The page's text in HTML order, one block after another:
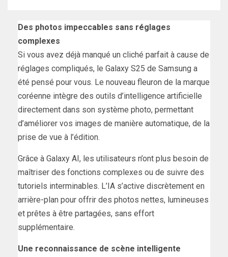
Des photos impeccables sans réglages
complexes
Si vous avez déjà manqué un cliché parfait à cause de
réglages compliqués, le Galaxy S25 de Samsung a
été pensé pour vous. Le nouveau fleuron de la marque
coréenne intègre des outils d’intelligence artificielle
directement dans son système photo, permettant
d’améliorer vos images de manière automatique, de la
prise de vue à l’édition.
Grâce à Galaxy AI, les utilisateurs n’ont plus besoin de
maîtriser des fonctions complexes ou de suivre des
tutoriels interminables. L’IA s’active discrètement en
arrière-plan pour offrir des photos nettes, lumineuses
et prêtes à être partagées, sans effort
supplémentaire.
Une reconnaissance de scène intelligente